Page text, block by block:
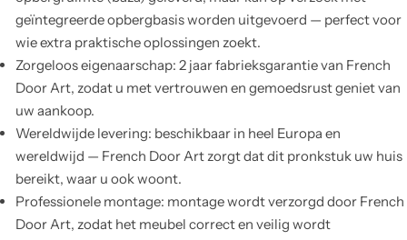
geïntegreerde opbergbasis worden uitgevoerd — perfect voor
wie extra praktische oplossingen zoekt.
Zorgeloos eigenaarschap: 2 jaar fabrieksgarantie van French
Door Art, zodat u met vertrouwen en gemoedsrust geniet van
uw aankoop.
Wereldwijde levering: beschikbaar in heel Europa en
wereldwijd — French Door Art zorgt dat dit pronkstuk uw huis
bereikt, waar u ook woont.
Professionele montage: montage wordt verzorgd door French
Door Art, zodat het meubel correct en veilig wordt